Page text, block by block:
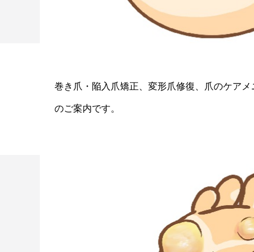
巻き爪・陥入爪矯正、変形爪修復、爪のケア
のご案内です。